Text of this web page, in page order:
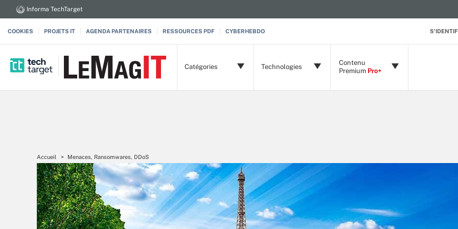
Informa TechTarget
COOKIES PROJETS IT AGENDA PARTENAIRES RESSOURCES PDF CYBERHEBDO
Catégories Technologies
Contenu
Premium Pro+
Accueil Menaces, Ransomwares, DDoS